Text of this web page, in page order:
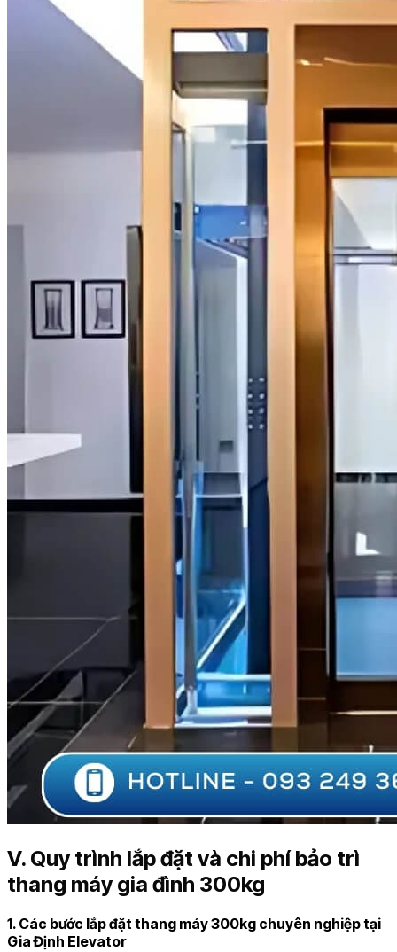
V. Quy trình lắp đặt và chi phí bảo trì
thang máy gia đình 300kg
1. Các bước lắp đặt thang máy 300kg chuyên nghiệp tại
Gia Định Elevator